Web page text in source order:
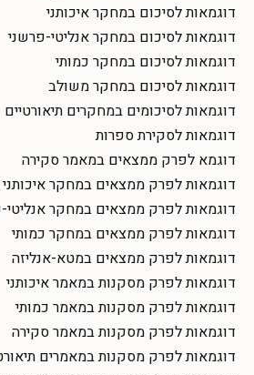
דוגמאות לסיכום במחקר איכותני
דוגמאות לסיכום במחקר אנליטי-פרשני
דוגמאות לסיכום במחקר כמותי
דוגמאות לסיכום במחקר משולב
דוגמאות לסיכומים במחקרים תיאורטיים
דוגמאות לסקירת ספרות
דוגמא לפרק ממצאים במאמר סקירה
דוגמאות לפרק ממצאים במחקר איכותני
דוגמאות לפרק ממצאים במחקר
דוגמאות לפרק ממצאים במחקר כמותי
דוגמאות לפרק ממצאים במטא-אנליזה
דוגמאות לפרק מסקנות במאמר איכותני
דוגמאות לפרק מסקנות במאמר כמותי
דוגמאות לפרק מסקנות במאמר סקירה
דוגמאות לפרק מסקנות במאמרים